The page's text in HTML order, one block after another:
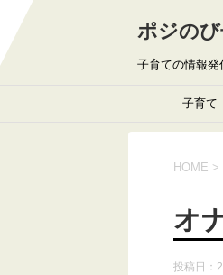
ポジのび
子育ての情報発
子育て
HOME >
オ
投稿日：